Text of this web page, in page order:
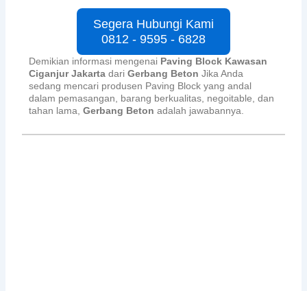
Segera Hubungi Kami
0812 - 9595 - 6828
Demikian informasi mengenai Paving Block Kawasan
Ciganjur Jakarta dariGerbang Beton Jika Anda
sedang mencari produsen Paving Block yang andal
dalam pemasangan, barang berkualitas, negoitable, dan
tahan lama,Gerbang Betonadalah jawabannya.